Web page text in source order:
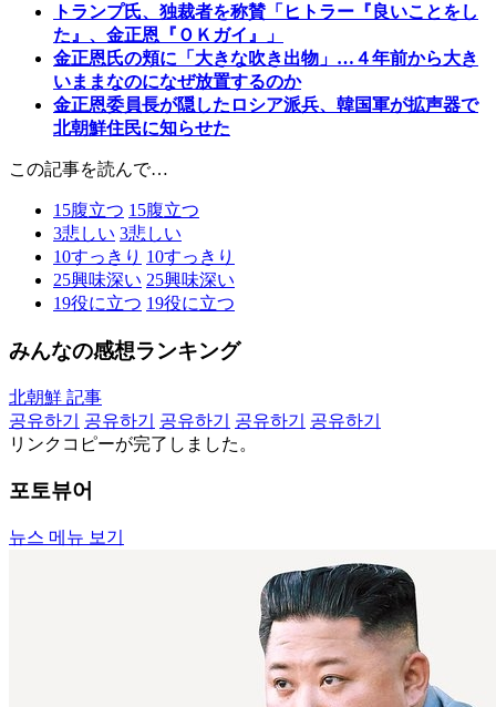
トランプ氏、独裁者を称賛「ヒトラー『良いことをし
た』、金正恩『ＯＫガイ』」
金正恩氏の頬に「大きな吹き出物」…４年前から大き
いままなのになぜ放置するのか
金正恩委員長が隠したロシア派兵、韓国軍が拡声器で
北朝鮮住民に知らせた
この記事を読んで…
15腹立つ 15腹立つ
3悲しい 3悲しい
10すっきり 10すっきり
25興味深い 25興味深い
19役に立つ 19役に立つ
みんなの感想ランキング
北朝鮮 記事
공유하기
공유하기 공유하기 공유하기
공유하기
リンクコピーが完了しました。
포토뷰어
뉴스 메뉴 보기